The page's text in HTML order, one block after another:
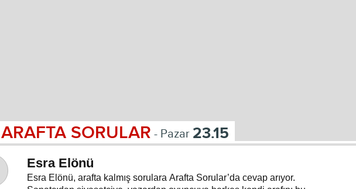
ARAFTA SORULAR - Pazar 23.15
Esra Elönü
Esra Elönü, arafta kalmış sorulara Arafta Sorular’da cevap arıyor.